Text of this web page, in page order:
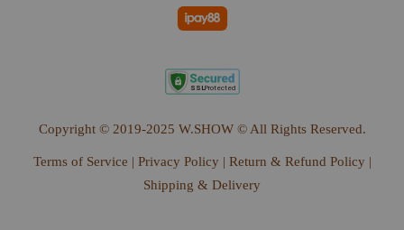
Copyright © 2019-2025 W.SHOW © All Rights Reserved.
Terms of Service | Privacy Policy | Return & Refund Policy |
Shipping & Delivery